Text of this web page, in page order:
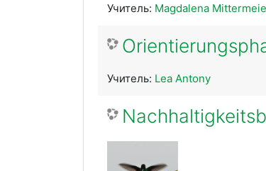
Учитель: Magdalena
Учитель: Lea Antony